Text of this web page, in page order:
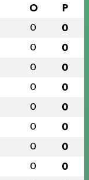
O P
0 0
0 0
0 0
0 0
0 0
0 0
0 0
0 0